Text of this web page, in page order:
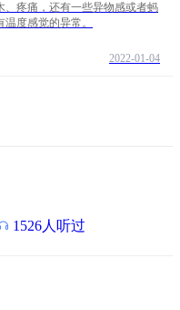
、疼痛，还有一些异物感或者蚂
度感觉的异常。
2022-01-04
1526人听过